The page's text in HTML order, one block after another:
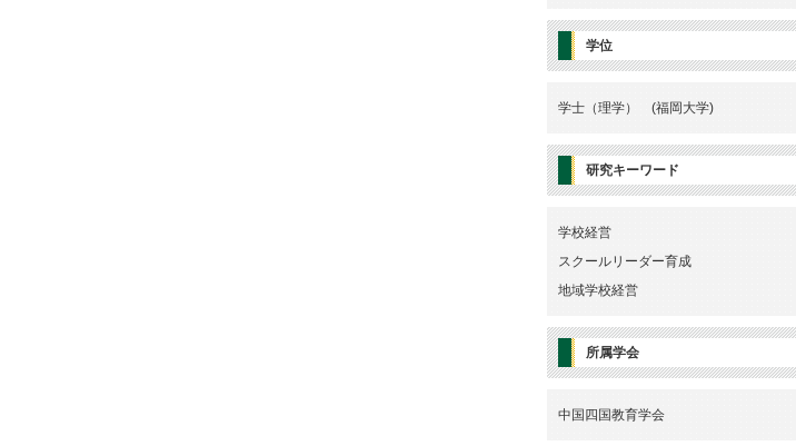
学位
学士（理学） (福岡大学)
研究キーワード
学校経営
スクールリーダー育成
地域学校経営
所属学会
中国四国教育学会